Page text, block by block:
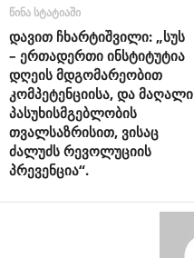
წინა სტატიაში
დავით ჩხარტიშვილი: „სუს
– ერთადერთი ინსტიტუტია
დღეის მდგომარეობით
კომპეტენციისა, და მაღალი
პასუხისმგებლობის
თვალსაზრისით, ვისაც
ძალუძს რევოლუციის
პრევენცია“.